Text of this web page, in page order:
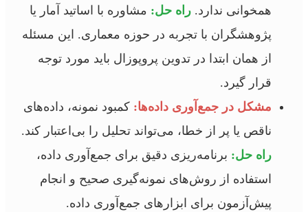
همخوانی ندارد. راه حل: مشاوره با اساتید آمار یا
پژوهشگران با تجربه در حوزه معماری. این مسئله
از همان ابتدا در تدوین پروپوزال باید مورد توجه
قرار گیرد.
مشکل در جمع‌آوری داده‌ها: کمبود نمونه، داده‌های
ناقص یا پر از خطا، می‌تواند تحلیل را بی‌اعتبار کند.
راه حل: برنامه‌ریزی دقیق برای جمع‌آوری داده،
استفاده از روش‌های نمونه‌گیری صحیح و انجام
پیش‌آزمون برای ابزارهای جمع‌آوری داده.